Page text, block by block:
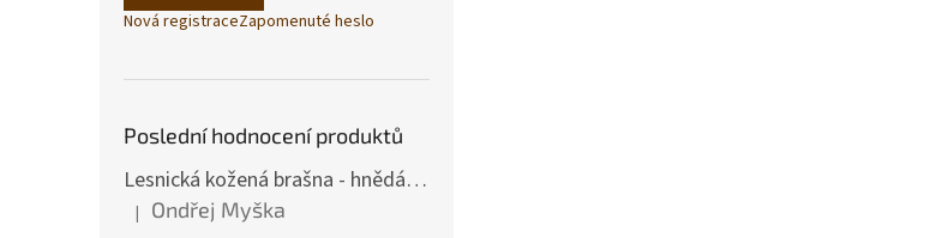
Nová registraceZapomenuté heslo
Poslední hodnocení produktů
Lesnická kožená brašna - hnědá hovězina
Hodnocení produktu je 5 z 5 hvězdiček.
| Ondřej Myška